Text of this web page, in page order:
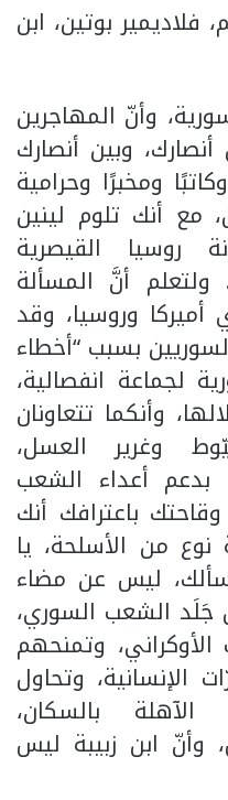
بوتين، ابن
وأنّ المهاجرين
وبين أنصارك
ومخبرًا وحرامية
مع أنك تلوم لينين
روسيا القيصرية
ولتعلم أنَّ المسألة
أميركا وروسيا، وقد
بسبب “أخطاء
لجماعة انفصالية،
وأنكما تتعاونان
وغرير العسل،
بدعم أعداء الشعب
باعترافك أنك
من الأسلحة، يا
ليس عن مضاء
جَلَد الشعب السوري،
وتمنحهم
الإنسانية، وتحاول
بالسكان،
وأنّ ابن زبيبة ليس